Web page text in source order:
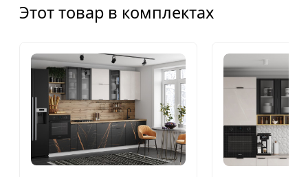
Этот товар в комплектах